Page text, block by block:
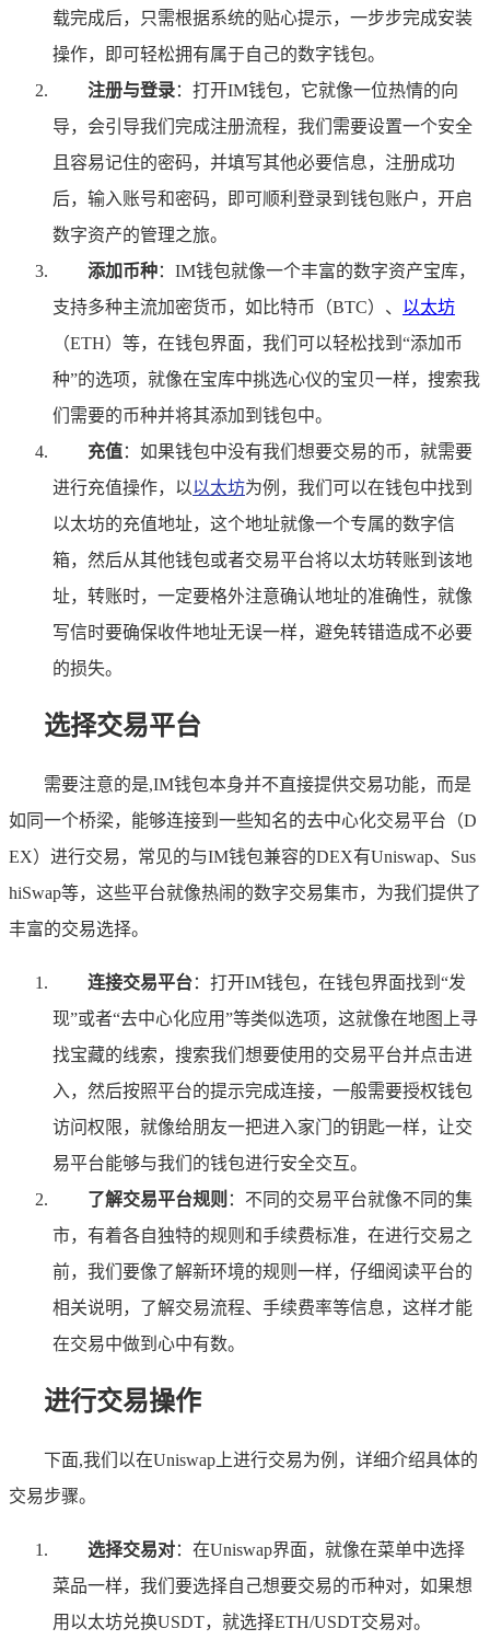
载完成后，只需根据系统的贴心提示，一步步完成安装
操作，即可轻松拥有属于自己的数字钱包。
注册与登录：打开IM钱包，它就像一位热情的向
导，会引导我们完成注册流程，我们需要设置一个安全
且容易记住的密码，并填写其他必要信息，注册成功
后，输入账号和密码，即可顺利登录到钱包账户，开启
数字资产的管理之旅。
添加币种：IM钱包就像一个丰富的数字资产宝库，
支持多种主流加密货币，如比特币（BTC）、 以太坊
（ETH）等，在钱包界面，我们可以轻松找到“添加币
种”的选项，就像在宝库中挑选心仪的宝贝一样，搜索我
们需要的币种并将其添加到钱包中。
充值：如果钱包中没有我们想要交易的币，就需要
进行充值操作，以以太坊为例，我们可以在钱包中找到
以太坊的充值地址，这个地址就像一个专属的数字信
箱，然后从其他钱包或者交易平台将以太坊转账到该地
址，转账时，一定要格外注意确认地址的准确性，就像
写信时要确保收件地址无误一样，避免转错造成不必要
的损失。
选择交易平台
需要注意的是,IM钱包本身并不直接提供交易功能，而是
如同一个桥梁，能够连接到一些知名的去中心化交易平台（D
EX）进行交易，常见的与IM钱包兼容的DEX有Uniswap、Sus
hiSwap等，这些平台就像热闹的数字交易集市，为我们提供了
丰富的交易选择。
连接交易平台：打开IM钱包，在钱包界面找到“发
现”或者“去中心化应用”等类似选项，这就像在地图上寻
找宝藏的线索，搜索我们想要使用的交易平台并点击进
入，然后按照平台的提示完成连接，一般需要授权钱包
访问权限，就像给朋友一把进入家门的钥匙一样，让交
易平台能够与我们的钱包进行安全交互。
了解交易平台规则 ：不同的交易平台就像不同的集
市，有着各自独特的规则和手续费标准，在进行交易之
前，我们要像了解新环境的规则一样，仔细阅读平台的
相关说明，了解交易流程、手续费率等信息，这样才能
在交易中做到心中有数。
进行交易操作
下面,我们以在Uniswap上进行交易为例，详细介绍具体的
交易步骤。
选择交易对：在Uniswap界面，就像在菜单中选择
菜品一样，我们要选择自己想要交易的币种对，如果想
用以太坊兑换USDT，就选择ETH/USDT交易对。